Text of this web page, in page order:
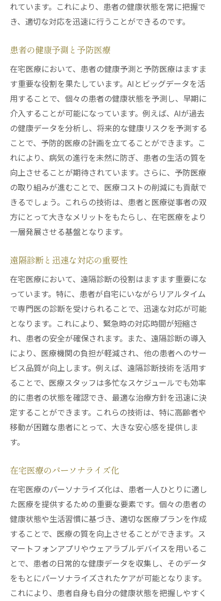
れています。これにより、患者の健康状態を常に把握で
き、適切な対応を迅速に行うことができるのです。
患者の健康予測と予防医療
在宅医療において、患者の健康予測と予防医療はますま
す重要な役割を果たしています。AIとビッグデータを活
用することで、個々の患者の健康状態を予測し、早期に
介入することが可能になっています。例えば、AIが過去
の健康データを分析し、将来的な健康リスクを予測する
ことで、予防的医療の計画を立てることができます。こ
れにより、病気の進行を未然に防ぎ、患者の生活の質を
向上させることが期待されています。さらに、予防医療
の取り組みが進むことで、医療コストの削減にも貢献で
きるでしょう。これらの技術は、患者と医療従事者の双
方にとって大きなメリットをもたらし、在宅医療をより
一層発展させる基盤となります。
遠隔診断と迅速な対応の重要性
在宅医療において、遠隔診断の役割はますます重要にな
っています。特に、患者が自宅にいながらリアルタイム
で専門医の診断を受けられることで、迅速な対応が可能
となります。これにより、緊急時の対応時間が短縮さ
れ、患者の安全が確保されます。また、遠隔診断の導入
により、医療機関の負担が軽減され、他の患者へのサー
ビス品質が向上します。例えば、遠隔診断技術を活用す
ることで、医療スタッフは多忙なスケジュールでも効率
的に患者の状態を確認でき、最適な治療方針を迅速に決
定することができます。これらの技術は、特に高齢者や
移動が困難な患者にとって、大きな安心感を提供しま
す。
在宅医療のパーソナライズ化
在宅医療のパーソナライズ化は、患者一人ひとりに適し
た医療を提供するための重要な要素です。個々の患者の
健康状態や生活習慣に基づき、適切な医療プランを作成
することで、医療の質を向上させることができます。ス
マートフォンアプリやウェアラブルデバイスを用いるこ
とで、患者の日常的な健康データを収集し、そのデータ
をもとにパーソナライズされたケアが可能となります。
これにより、患者自身も自分の健康状態を把握しやすく